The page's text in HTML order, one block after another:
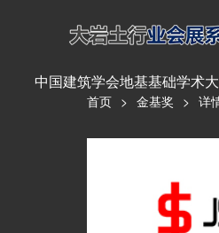
中国建筑学会地基基础学术大
首页 > 金基奖 > 详